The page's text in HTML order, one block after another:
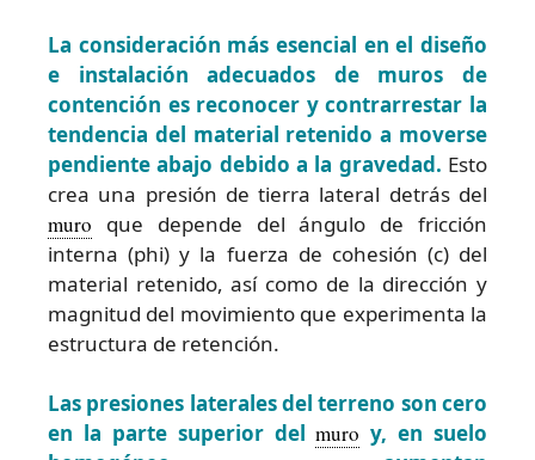
La consideración más esencial en el diseño
e instalación adecuados de muros de
contención es reconocer y contrarrestar la
tendencia del material retenido a moverse
pendiente abajo debido a la gravedad. Esto
crea una presión de tierra lateral detrás del
muro que depende del ángulo de fricción
interna (phi) y la fuerza de cohesión (c) del
material retenido, así como de la dirección y
magnitud del movimiento que experimenta la
estructura de retención.
Las presiones laterales del terreno son cero
en la parte superior delmuro y, en suelo